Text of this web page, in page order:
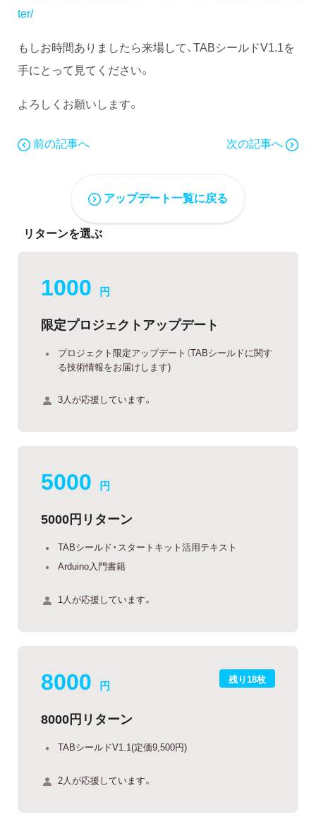
ter/
もしお時間ありましたら来場して、TABシールドV1.1を
手にとって見てください。
よろしくお願いします。
前の記事へ 次の記事へ
アップデート一覧に戻る
リターンを選ぶ
1000 円
限定プロジェクトアップデート
プロジェクト限定アップデート（TABシールドに関す
る技術情報をお届けします)
3人が応援しています。
5000 円
5000円リターン
TABシールド・スタートキット活用テキスト
Arduino入門書籍
1人が応援しています。
残り18枚
8000 円
8000円リターン
TABシールドV1.1(定価9,500円)
2人が応援しています。